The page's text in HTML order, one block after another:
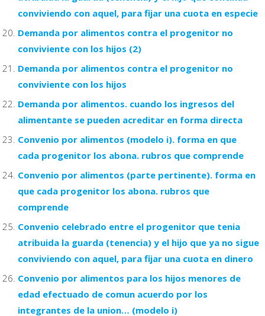
conviviendo con aquel, para fijar una cuota en especie
Demanda por alimentos contra el progenitor no
conviviente con los hijos (2)
Demanda por alimentos contra el progenitor no
conviviente con los hijos
Demanda por alimentos. cuando los ingresos del
alimentante se pueden acreditar en forma directa
Convenio por alimentos (modelo i). forma en que
cada progenitor los abona. rubros que comprende
Convenio por alimentos (parte pertinente). forma en
que cada progenitor los abona. rubros que
comprende
Convenio celebrado entre el progenitor que tenia
atribuida la guarda (tenencia) y el hijo que ya no sigue
conviviendo con aquel, para fijar una cuota en dinero
Convenio por alimentos para los hijos menores de
edad efectuado de comun acuerdo por los
integrantes de la union… (modelo i)